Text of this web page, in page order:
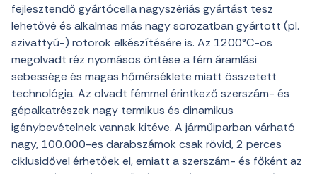
fejlesztendő gyártócella nagyszériás gyártást tesz
lehetővé és alkalmas más nagy sorozatban gyártott (pl.
szivattyú-) rotorok elkészítésére is. Az 1200°C-os
megolvadt réz nyomásos öntése a fém áramlási
sebessége és magas hőmérséklete miatt összetett
technológia. Az olvadt fémmel érintkező szerszám- és
gépalkatrészek nagy termikus és dinamikus
igénybevételnek vannak kitéve. A járműiparban várható
nagy, 100.000-es darabszámok csak rövid, 2 perces
ciklusidővel érhetőek el, emiatt a szerszám- és főként az